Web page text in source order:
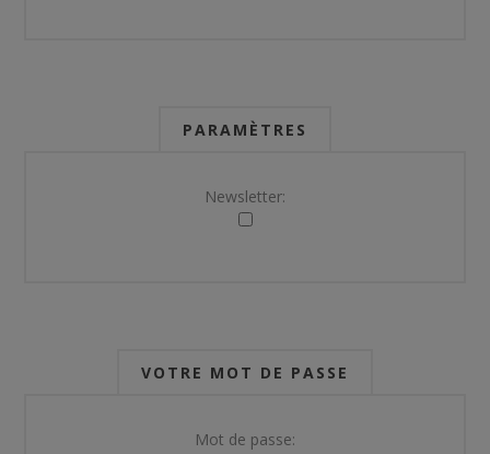
PARAMÈTRES
Newsletter:
VOTRE MOT DE PASSE
Mot de passe: